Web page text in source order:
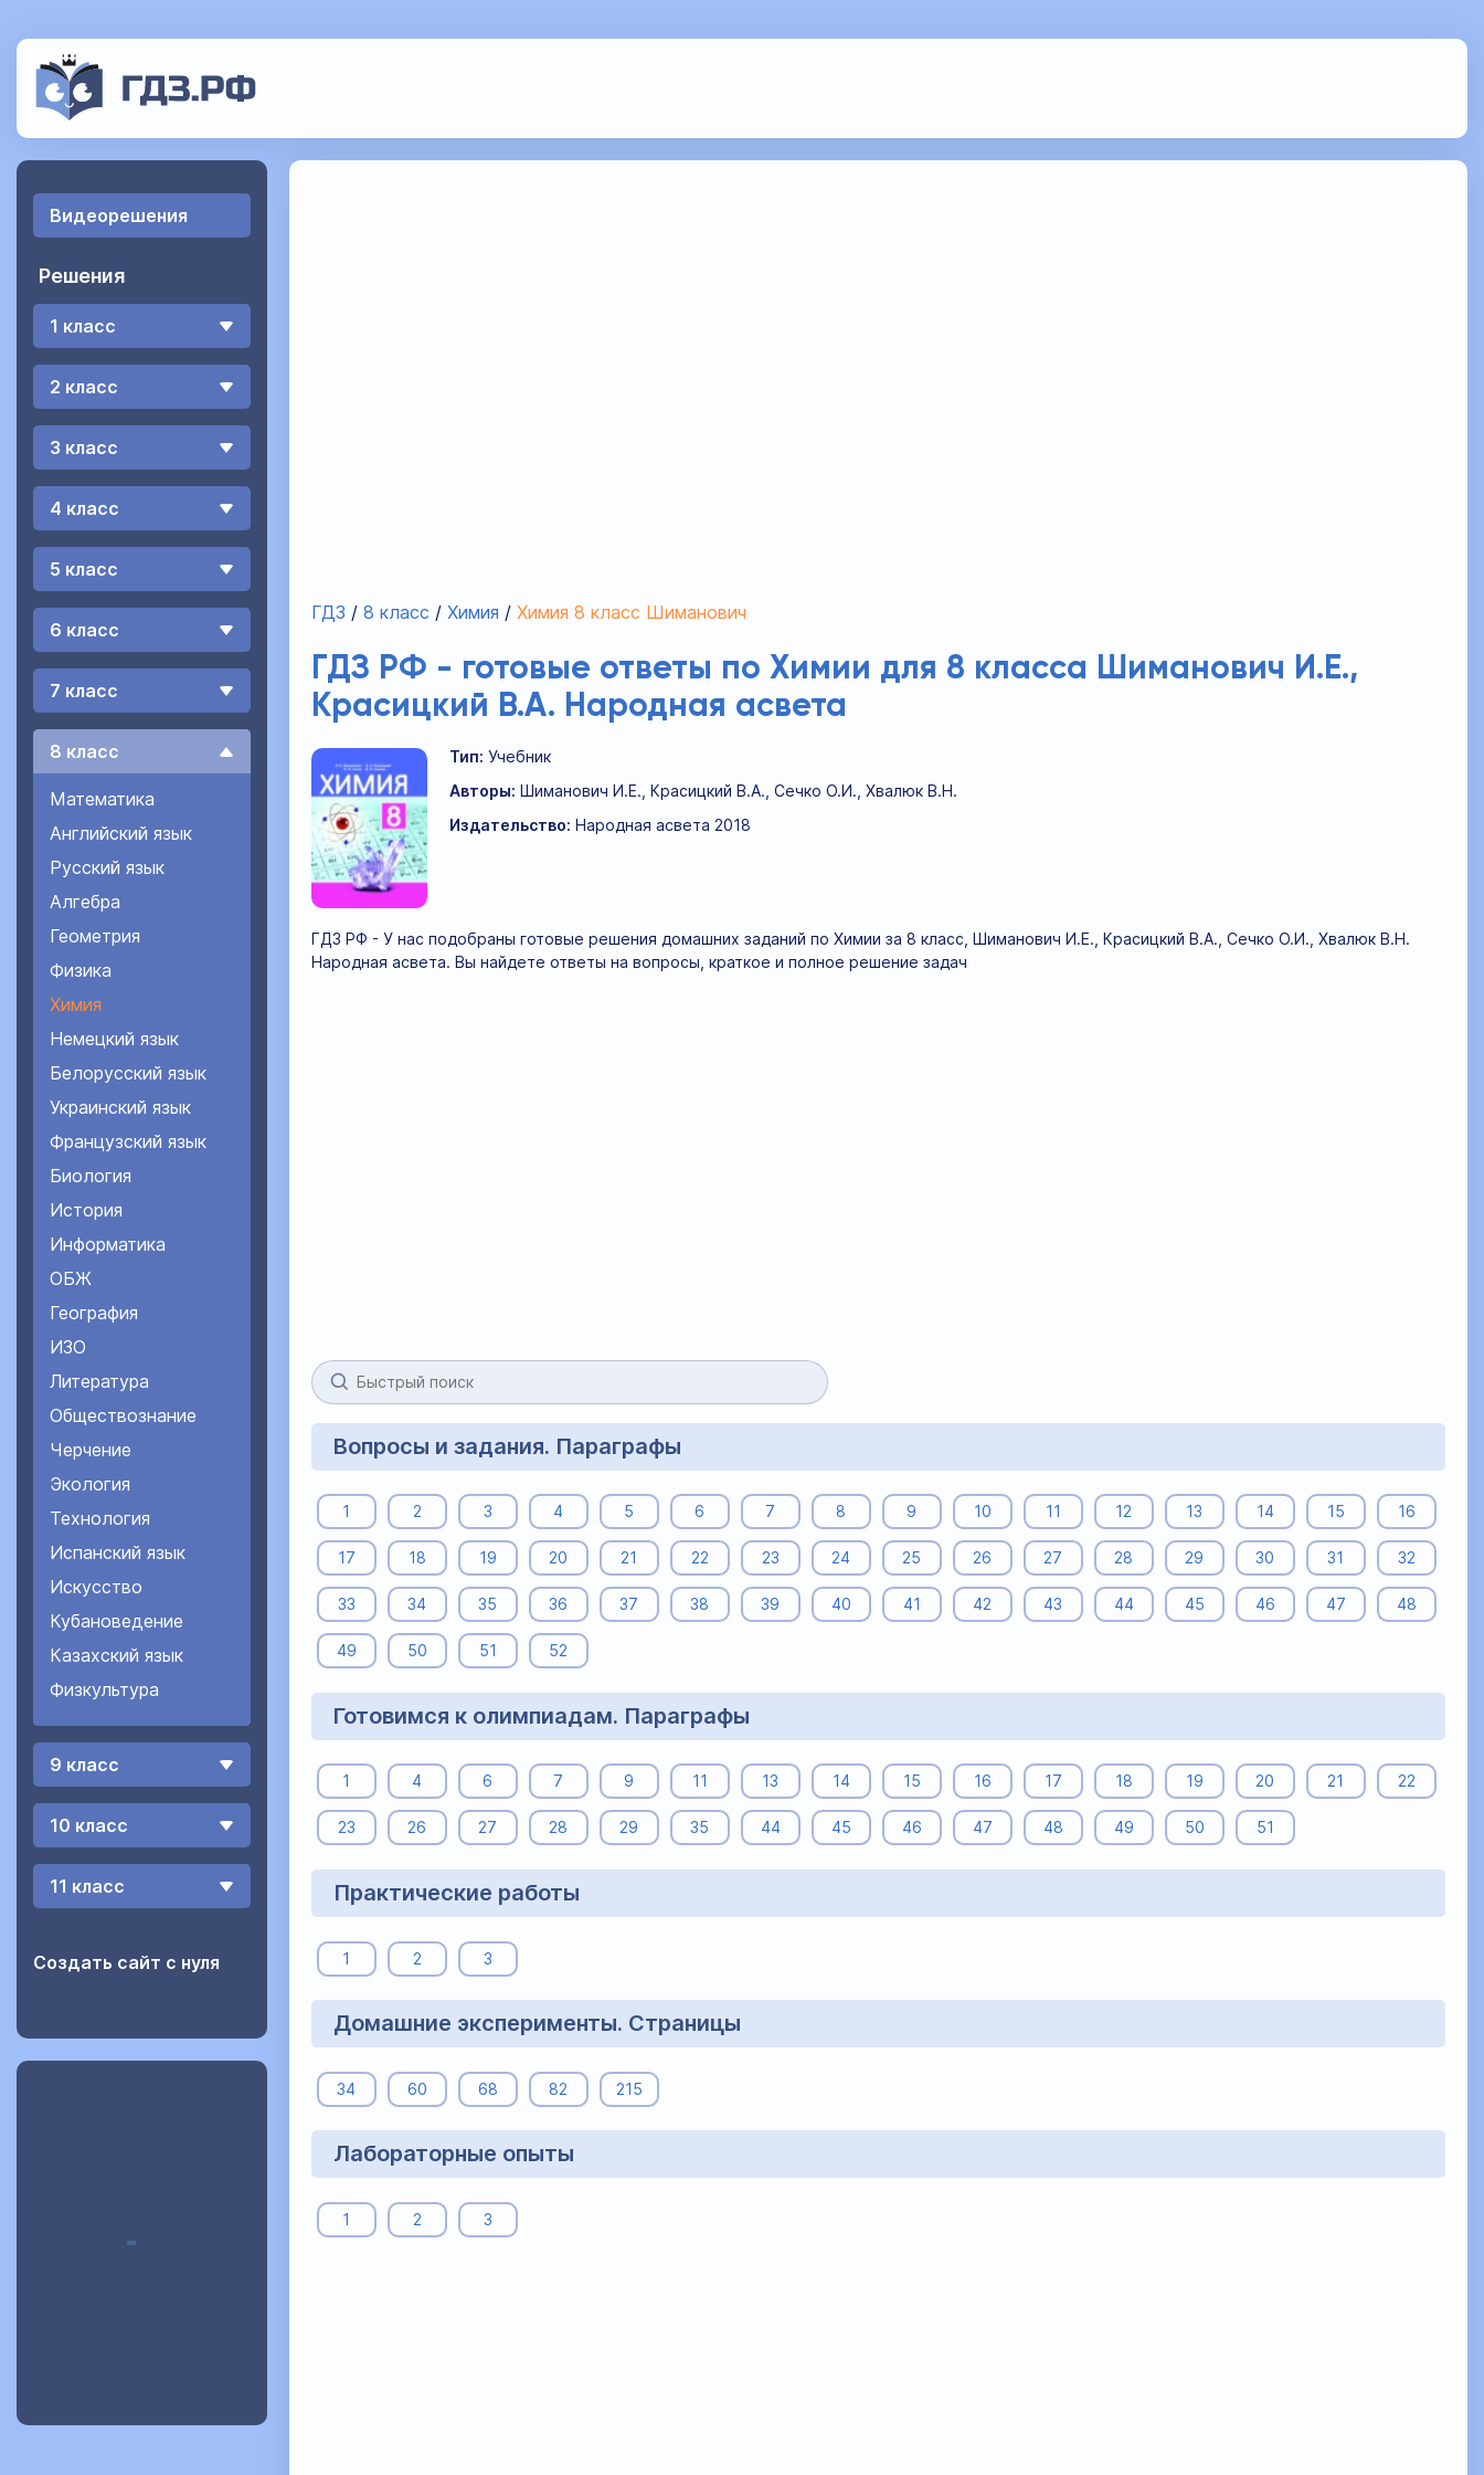
Видеорешения
Решения
1 класс
2 класс
3 класс
4 класс
5 класс
6 класс
7 класс
8 класс
Математика
Английский язык
Русский язык
Алгебра
Геометрия
Физика
Химия
Немецкий язык
Белорусский язык
Украинский язык
Французский язык
Биология
История
Информатика
ОБЖ
География
ИЗО
Литература
Обществознание
Черчение
Экология
Технология
Испанский язык
Искусство
Кубановедение
Казахский язык
Физкультура
9 класс
10 класс
11 класс
Создать сайт с нуля
ГДЗ 8 класс Химия Химия 8 класс Шиманович
ГДЗ РФ - готовые ответы по Химии для 8 класса Шиманович И.Е.,
Красицкий В.А. Народная асвета
Тип: Учебник
Авторы: Шиманович И.Е., Красицкий В.А., Сечко О.И., Хвалюк В.Н.
Издательство: Народная асвета 2018
ГДЗ РФ - У нас подобраны готовые решения домашних заданий по Химии за 8 класс, Шиманович И.Е., Красицкий В.А., Сечко О.И., Хвалюк В.Н.
Народная асвета. Вы найдете ответы на вопросы, краткое и полное решение задач
Вопросы и задания. Параграфы
1 2 3 4 5 6 7 8 9 10 11 12 13 14 15 16
17 18 19 20 21 22 23 24 25 26 27 28 29 30 31 32
33 34 35 36 37 38 39 40 41 42 43 44 45 46 47 48
49 50 51 52
Готовимся к олимпиадам. Параграфы
1 4 6 7 9 11 13 14 15 16 17 18 19 20 21 22
23 26 27 28 29 35 44 45 46 47 48 49 50 51
Практические работы
1 2 3
Домашние эксперименты. Страницы
34 60 68 82 215
Лабораторные опыты
1 2 3